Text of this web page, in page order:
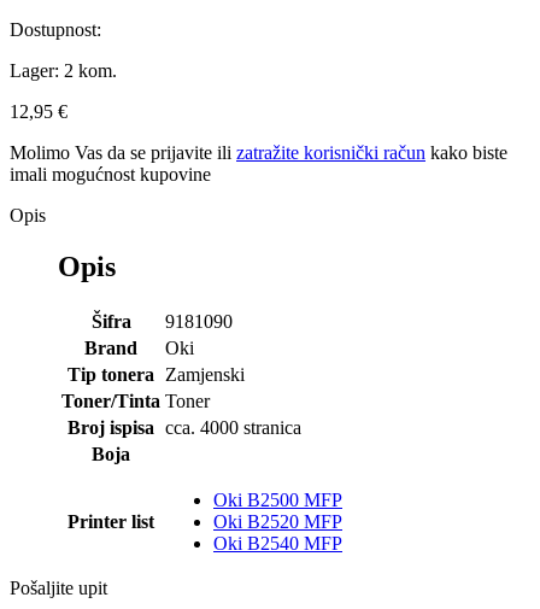
Dostupnost:
Lager: 2 kom.
12,95 €
Molimo Vas da se prijavite ili zatražite korisnički račun kako biste
imali mogućnost kupovine
Opis
Opis
Šifra
9181090
Brand
Oki
Tip tonera
Zamjenski
Toner/Tinta Toner
Broj ispisa cca. 4000 stranica
Boja
Printer list
Oki B2500 MFP
Oki B2520 MFP
Oki B2540 MFP
Pošaljite upit